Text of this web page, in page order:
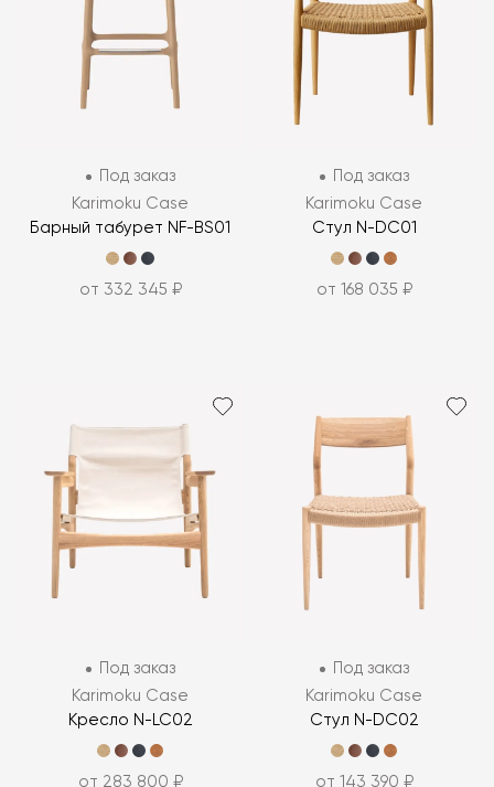
Под заказ
Karimoku Case
Барный табурет NF-BS01
от 332 345 ₽
Под заказ
Karimoku Case
Стул N-DC01
от 168 035 ₽
Под заказ
Karimoku Case
Кресло N-LC02
от 283 800 ₽
Под заказ
Karimoku Case
Стул N-DC02
от 143 390 ₽